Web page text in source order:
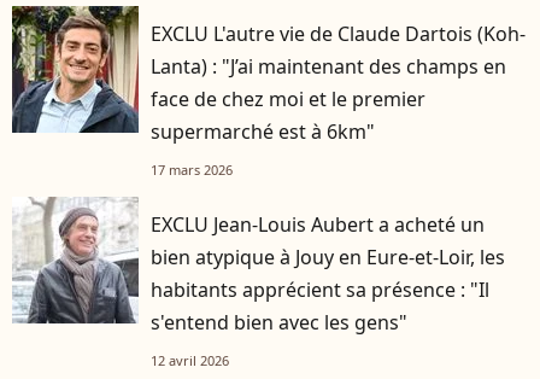
EXCLU L'autre vie de Claude Dartois (Koh-
Lanta) : "J’ai maintenant des champs en
face de chez moi et le premier
supermarché est à 6km"
17 mars 2026
EXCLU Jean-Louis Aubert a acheté un
bien atypique à Jouy en Eure-et-Loir, les
habitants apprécient sa présence : "Il
s'entend bien avec les gens"
12 avril 2026